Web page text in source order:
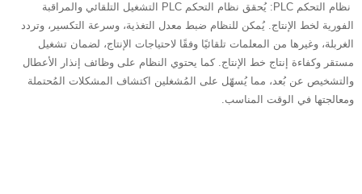
‌ نظام التحكم PLC‌: يُحقق نظام التحكم PLC التشغيل التلقائي والمراقبة
الفورية لخط الإنتاج. يُمكن للنظام ضبط معدل التغذية، وسرعة التكسير، وتردد
الغربلة، وغيرها من المعلمات تلقائيًا وفقًا لاحتياجات الإنتاج، لضمان تشغيل
مستقر وكفاءة إنتاج خط الإنتاج. كما يحتوي النظام على وظائف إنذار الأعطال
والتشخيص عن بُعد، مما يُسهّل على المُشغلين اكتشاف المشكلات المُحتملة
ومعالجتها في الوقت المناسب.